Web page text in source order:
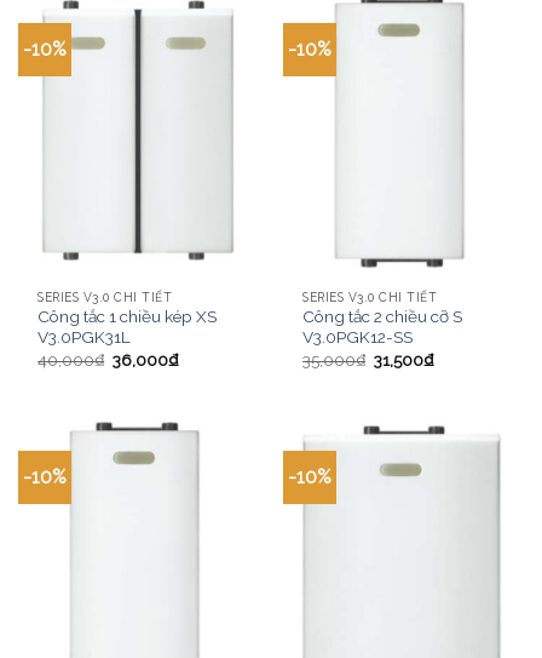
-10%
SERIES V3.0 CHI TIẾT
Công tắc 1 chiều kép XS
V3.0PGK31L
40,000₫ 36,000₫
-10%
SERIES V3.0 CHI TIẾT
Công tắc 2 chiều cỡ S
V3.0PGK12-SS
35,000₫ 31,500₫
-10% -10%